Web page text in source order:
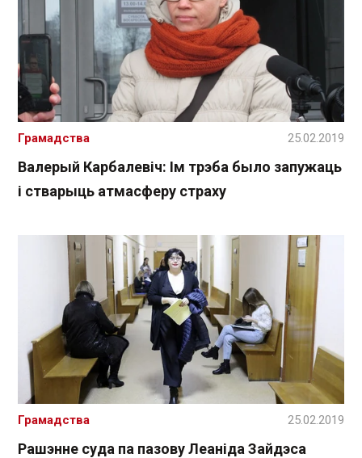
Валерый Карбалевіч: Ім трэба было запужаць
і стварыць атмасферу страху
Грамадства 25.02.2019
Рашэнне суда па пазову Леаніда Зайдэса
Грамадства 25.02.2019